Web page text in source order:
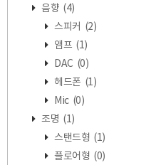
음향 (4)
스피커 (2)
앰프 (1)
DAC (0)
헤드폰 (1)
Mic (0)
조명 (1)
스탠드형 (1)
플로어형 (0)